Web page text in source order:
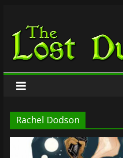
springen
The
Lost
Dungeon
Rachel Dodson